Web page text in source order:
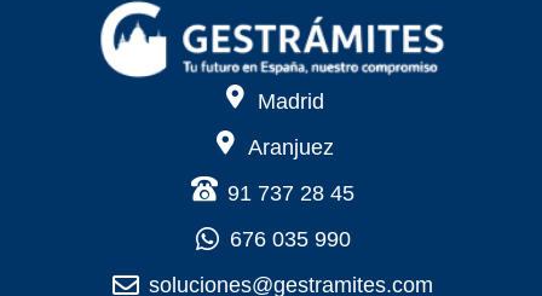
Madrid
Aranjuez
91 737 28 45
676 035 990
soluciones@gestramites.com